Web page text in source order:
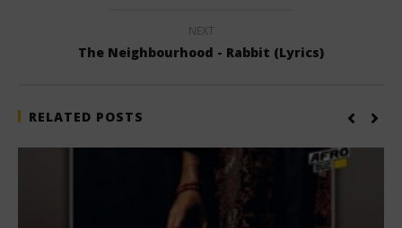
NEXT
The Neighbourhood - Rabbit (Lyrics)
RELATED POSTS